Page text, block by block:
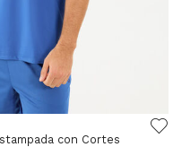
con Cortes